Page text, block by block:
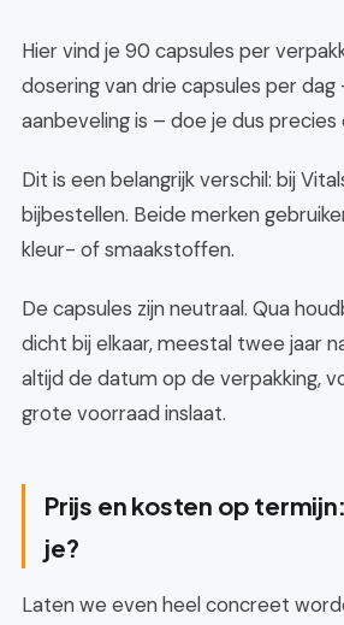
Hier vind je 90 capsules per
dosering van drie capsules per
aanbeveling is – doe je dus precies
Dit is een belangrijk verschil: bij
bijbestellen. Beide merken
kleur- of smaakstoffen.
De capsules zijn neutraal. Qua
dicht bij elkaar, meestal twee jaar
altijd de datum op de verpakking,
grote voorraad inslaat.
Prijs en kosten op
je?
Laten we even heel concreet